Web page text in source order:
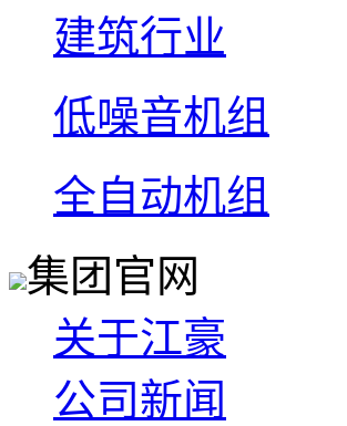
建筑行业
低噪音机组
全自动机组
集团官网
关于江豪
公司新闻